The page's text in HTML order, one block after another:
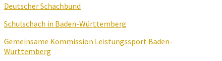
Deutscher Schachbund
Schulschach in Baden-Württemberg
Gemeinsame Kommission Leistungssport Baden-
Württemberg